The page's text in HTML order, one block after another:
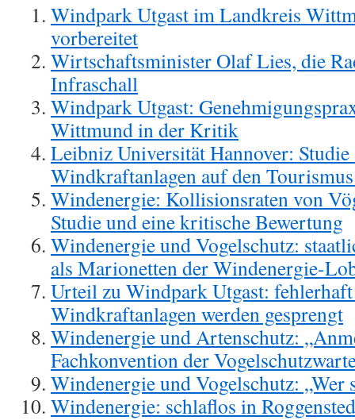
Windpark Utgast im Landkreis
vorbereitet
Wirtschaftsminister Olaf Lies, die
Infraschall
Windpark Utgast:
Wittmund in der Kritik
Leibniz Universität Hannover:
Windkraftanlagen auf den
Windenergie: Kollisionsraten von
Studie und eine kritische Bewertung
Windenergie und Vogelschutz:
als Marionetten der Windenergie-
Urteil zu Windpark Utgast:
Windkraftanlagen werden gesprengt
Windenergie und Artenschutz:
Fachkonvention der
Windenergie und Vogelschutz: „Wer
Windenergie: schlaflos in